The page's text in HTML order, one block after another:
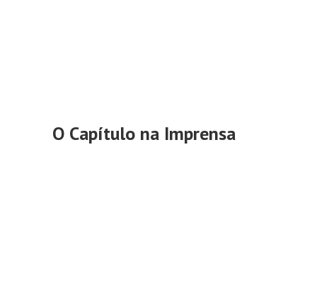
O Capítulo na Imprensa